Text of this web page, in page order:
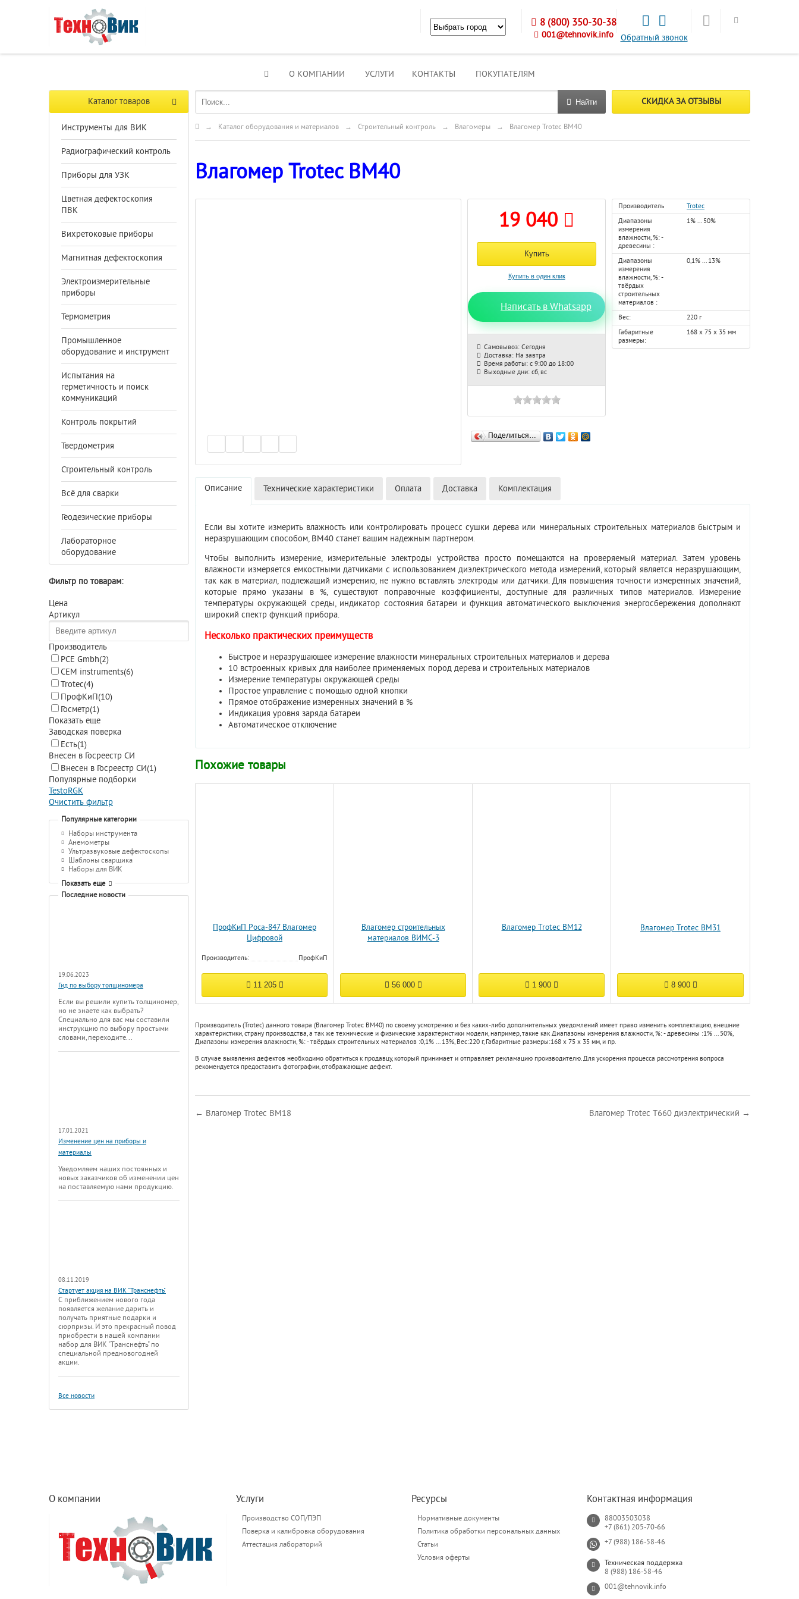
Обратный звонок
8 (800) 350-30-38
001@tehnovik.info
О КОМПАНИИ УСЛУГИ КОНТАКТЫ ПОКУПАТЕЛЯМ
Каталог товаров
Инструменты для ВИК
Радиографический контроль
Приборы для УЗК
Цветная дефектоскопия
ПВК
Вихретоковые приборы
Магнитная дефектоскопия
Электроизмерительные
приборы
Термометрия
Промышленное
оборудование и инструмент
Испытания на
герметичность и поиск
коммуникаций
Контроль покрытий
Твердометрия
Строительный контроль
Всё для сварки
Геодезические приборы
Лабораторное
оборудование
Фильтр по товарам:
Цена
Артикул
Производитель
PCE Gmbh(2)
CEM instruments(6)
Trotec(4)
ПрофКиП(10)
Госметр(1)
Показать еще
Заводская поверка
Есть(1)
Внесен в Госреестр СИ
Внесен в Госреестр СИ(1)
Популярные подборки
TestoRGK
Очистить фильтр
Популярные категории
Наборы инструмента
Анемометры
Ультразвуковые дефектоскопы
Шаблоны сварщика
Наборы для ВИК
Показать еще
Последние новости
19.06.2023
Гид по выбору толщиномера
Если вы решили купить толщиномер,
но не знаете как выбрать?
Специально для вас мы составили
инструкцию по выбору простыми
словами, переходите...
17.01.2021
Изменение цен на приборы и
материалы
Уведомляем наших постоянных и
новых заказчиков об изменении цен
на поставляемую нами продукцию.
08.11.2019
Стартует акция на ВИК "Транснефть"
С приближением нового года
появляется желание дарить и
получать приятные подарки и
сюрпризы. И это прекрасный повод
приобрести в нашей компании
набор для ВИК "Транснефть" по
специальной предновогодней
акции.
Все новости
Найти СКИДКА ЗА ОТЗЫВЫ
→ Каталог оборудования и материалов → Строительный контроль → Влагомеры → Влагомер Trotec BM40
Влагомер Trotec BM40
19 040
Написать в Whatsapp
Самовывоз: Сегодня
Доставка: На завтра
Время работы: с 9:00 до 18:00
Выходные дни: сб, вс
Поделиться…
Производитель
Trotec
Диапазоны
измерения
влажности, %: -
древесины :
1% ... 50%
Диапазоны
измерения
влажности, %: -
твёрдых
строительных
материалов :
0,1% ... 13%
Вес:
220 г
Габаритные
размеры:
168 х 75 х 35 мм
Описание Технические характеристики Оплата Доставка Комплектация
Если вы хотите измерить влажность или контролировать процесс сушки дерева или минеральных строительных материалов быстрым и
неразрушающим способом, BM40 станет вашим надежным партнером.
Чтобы выполнить измерение, измерительные электроды устройства просто помещаются на проверяемый материал. Затем уровень
влажности измеряется емкостными датчиками с использованием диэлектрического метода измерений, который является неразрушающим,
так как в материал, подлежащий измерению, не нужно вставлять электроды или датчики. Для повышения точности измеренных значений,
которые прямо указаны в %, существуют поправочные коэффициенты, доступные для различных типов материалов. Измерение
температуры окружающей среды, индикатор состояния батареи и функция автоматического выключения энергосбережения дополняют
широкий спектр функций прибора.
Несколько практических преимуществ
Быстрое и неразрушающее измерение влажности минеральных строительных материалов и дерева
10 встроенных кривых для наиболее применяемых пород дерева и строительных материалов
Измерение температуры окружающей среды
Простое управление с помощью одной кнопки
Прямое отображение измеренных значений в %
Индикация уровня заряда батареи
Автоматическое отключение
Похожие товары
ПрофКиП Роса-847 Влагомер
Цифровой
Производитель: ПрофКиП
11 205
Влагомер строительных
материалов ВИМС-3
56 000
Влагомер Trotec BM12
1 900
Влагомер Trotec BM31
8 900
Производитель (Trotec) данного товара (Влагомер Trotec BM40) по своему усмотрению и без каких-либо дополнительных уведомлений имеет право изменить комплектацию, внешние
характеристики, страну производства, а так же технические и физические характеристики модели, например, такие как Диапазоны измерения влажности, %: - древесины :1% ... 50%,
Диапазоны измерения влажности, %: - твёрдых строительных материалов :0,1% ... 13%, Вес:220 г, Габаритные размеры:168 х 75 х 35 мм, и пр.
В случае выявления дефектов необходимо обратиться к продавцу, который принимает и отправляет рекламацию производителю. Для ускорения процесса рассмотрения вопроса
рекомендуется предоставить фотографии, отображающие дефект.
← Влагомер Trotec BM18 Влагомер Trotec T660 диэлектрический →
О компании Услуги
Производство СОП/ПЭП
Поверка и калибровка оборудования
Аттестация лабораторий
Ресурсы
Нормативные документы
Политика обработки персональных данных
Статьи
Условия оферты
Контактная информация
88003503038
+7 (861) 205-70-66
+7 (988) 186-58-46
Техническая поддержка
8 (988) 186-58-46
001@tehnovik.info